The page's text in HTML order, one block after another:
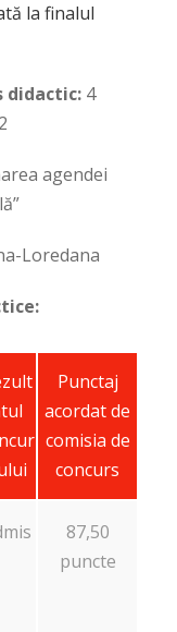
la finalul
didactic: 4
agendei
Loredana
Punctaj
acordat de
comisia de
concurs
87,50
puncte